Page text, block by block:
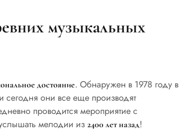
музыкальных
достояние. Обнаружен в 1978 году в
и сегодня они все еще производят
проводится мероприятие с
мелодии из 2400 лет назад!